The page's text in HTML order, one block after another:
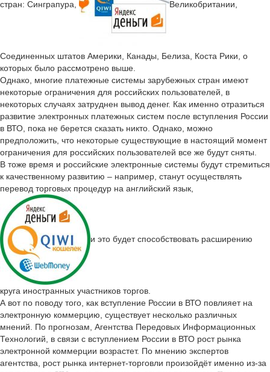
стран: Синграпура, Великобритании,
Соединенных штатов Америки, Канады, Белиза, Коста Рики, о
которых было рассмотрено выше.
Однако, многие платежные системы зарубежных стран имеют
некоторые ограничения для российских пользователей, в
некоторых случаях затруднен вывод денег. Как именно отразиться
развитие электронных платежных систем после вступления России
в ВТО, пока не берется сказать никто. Однако, можно
предположить, что некоторые существующие в настоящий момент
ограничения для российских пользователей все же будут сняты.
В тоже время и российские электронные системы будут стремиться
к качественному развитию – например, станут осуществлять
перевод торговых процедур на английский язык,
и это будет способствовать расширению
круга иностранных участников торгов.
А вот по поводу того, как вступление России в ВТО повлияет на
электронную коммерцию, существует несколько различных
мнений. По прогнозам, Агентства Передовых Информационных
Технологий, в связи с вступлением России в ВТО рост рынка
электронной коммерции возрастет. По мнению экспертов
агентства, рост рынка интернет-торговли произойдёт именно из-за